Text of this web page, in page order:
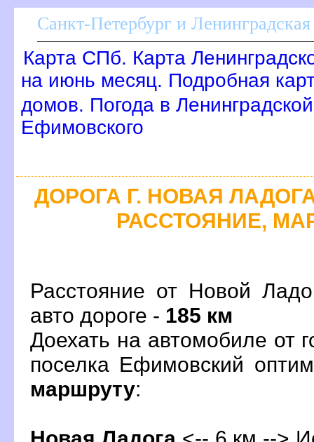
Санкт-Петербург и Ленинградская
Карта СПб. Карта
на июнь месяц. Подробная
домов. Погода в
Ефимовского
ДОРОГА Г. НОВАЯ
РАССТОЯНИЕ,
Расстояние от Новой
авто дороге - 185 км
Доехать на автомобиле от
поселка Ефимовский
маршруту: